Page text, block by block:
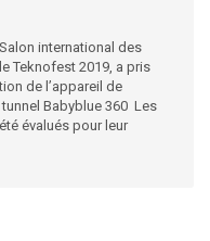
Salon international des
Teknofest 2019, a pris
de l’appareil de
Babyblue 360 Les
évalués pour leur